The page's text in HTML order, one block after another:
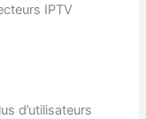
IPTV
d’utilisateurs